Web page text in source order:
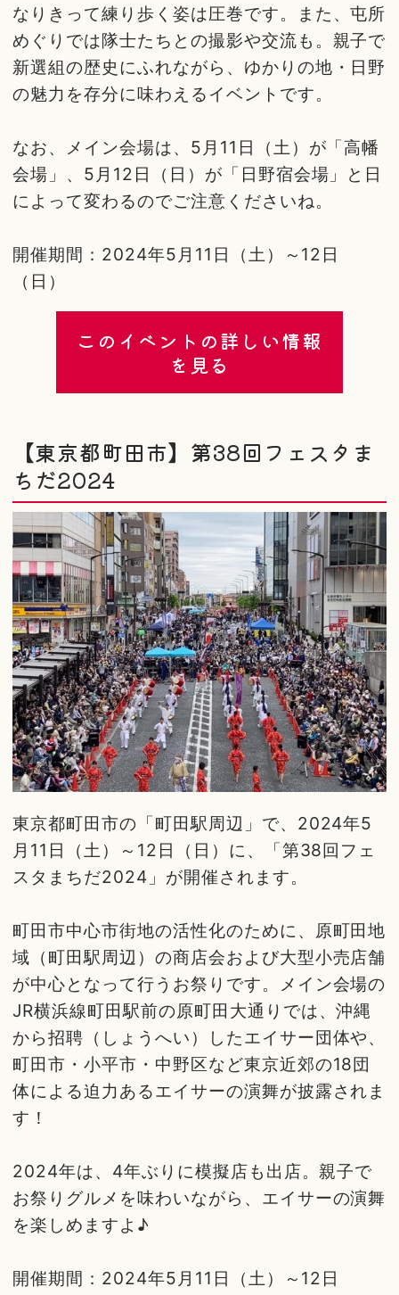
なりきって練り歩く姿は圧巻です。また、屯所
めぐりでは隊士たちとの撮影や交流も。親子で
新選組の歴史にふれながら、ゆかりの地・日野
の魅力を存分に味わえるイベントです。
なお、メイン会場は、5月11日（土）が「高幡
会場」、5月12日（日）が「日野宿会場」と日
によって変わるのでご注意くださいね。
開催期間：2024年5月11日（土）～12日
（日）
このイベントの詳しい情報
を見る
【東京都町田市】第38回フェスタま
ちだ2024
東京都町田市の「町田駅周辺」で、2024年5
月11日（土）～12日（日）に、「第38回フェ
スタまちだ2024」が開催されます。
町田市中心市街地の活性化のために、原町田地
域（町田駅周辺）の商店会および大型小売店舗
が中心となって行うお祭りです。メイン会場の
JR横浜線町田駅前の原町田大通りでは、沖縄
から招聘（しょうへい）したエイサー団体や、
町田市・小平市・中野区など東京近郊の18団
体による迫力あるエイサーの演舞が披露されま
す！
2024年は、4年ぶりに模擬店も出店。親子で
お祭りグルメを味わいながら、エイサーの演舞
を楽しめますよ♪
開催期間：2024年5月11日（土）～12日